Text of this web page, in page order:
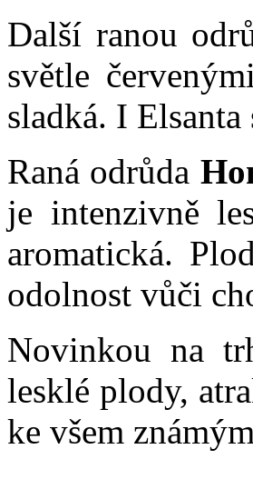
Další ranou
světle
sladká. I
Raná odrůda
je intenzivně
aromatická.
odolnost vůči
Novinkou na
lesklé plody,
ke všem